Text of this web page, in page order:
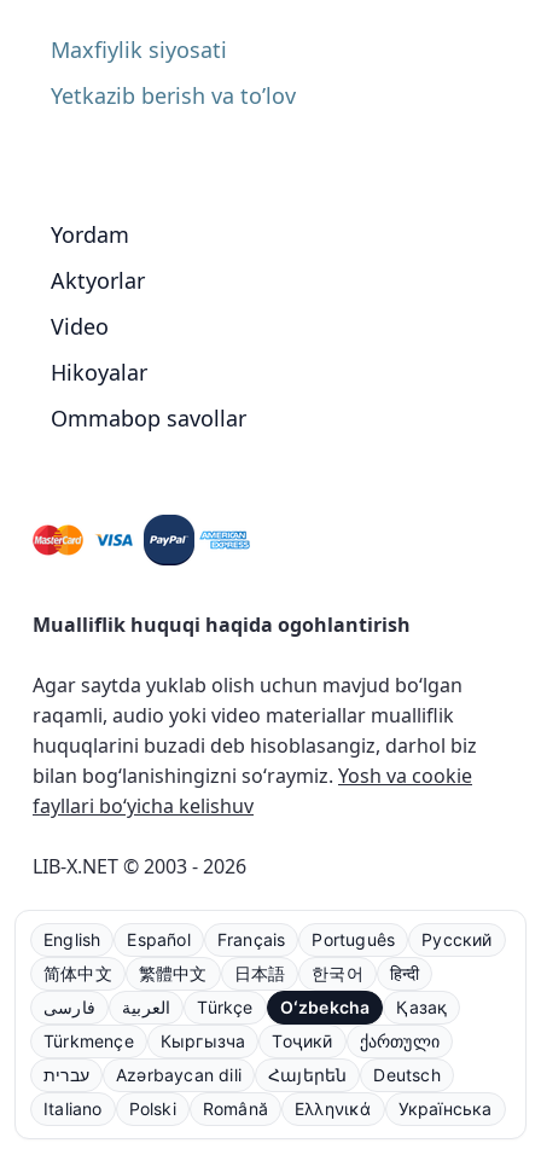
Maxfiylik siyosati
Yetkazib berish va to’lov
Yordam
Aktyorlar
Video
Hikoyalar
Ommabop savollar
Mualliflik huquqi haqida ogohlantirish
Agar saytda yuklab olish uchun mavjud bo‘lgan
raqamli, audio yoki video materiallar mualliflik
huquqlarini buzadi deb hisoblasangiz, darhol biz
bilan bog‘lanishingizni so‘raymiz. Yosh va cookie
fayllari bo‘yicha kelishuv
LIB-X.NET © 2003 - 2026
English Español Français Português
Русский
简体中文
繁體中文 日本語 한국어
हिन्दी
فارسی
العربية Türkçe Oʻzbekcha
Қазақ
Türkmençe
Кыргызча Тоҷикӣ
ქართული
עברית
Azərbaycan dili Հայերեն
Deutsch
Italiano
Polski Română Ελληνικά Українська